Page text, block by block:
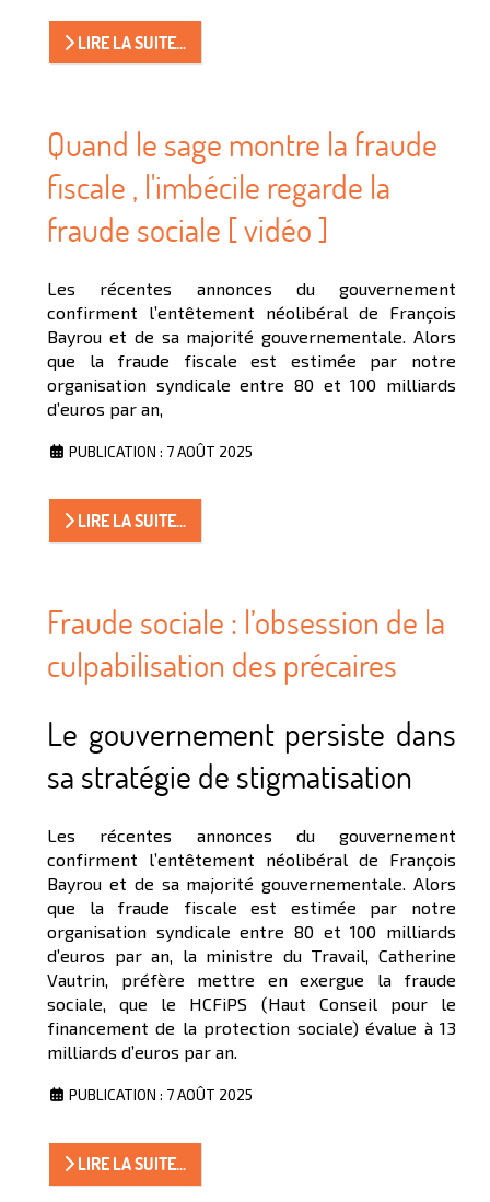
LIRE LA SUITE...
Quand le sage montre la fraude
fiscale , l'imbécile regarde la
fraude sociale [ vidéo ]
Les récentes annonces du gouvernement
confirment l’entêtement néolibéral de François
Bayrou et de sa majorité gouvernementale. Alors
que la fraude fiscale est estimée par notre
organisation syndicale entre 80 et 100 milliards
d’euros par an,
PUBLICATION : 7 AOÛT 2025
LIRE LA SUITE...
Fraude sociale : l’obsession de la
culpabilisation des précaires
Le gouvernement persiste dans
sa stratégie de stigmatisation
Les récentes annonces du gouvernement
confirment l’entêtement néolibéral de François
Bayrou et de sa majorité gouvernementale. Alors
que la fraude fiscale est estimée par notre
organisation syndicale entre 80 et 100 milliards
d’euros par an, la ministre du Travail, Catherine
Vautrin, préfère mettre en exergue la fraude
sociale, que le HCFiPS (Haut Conseil pour le
financement de la protection sociale) évalue à 13
milliards d’euros par an.
PUBLICATION : 7 AOÛT 2025
LIRE LA SUITE...